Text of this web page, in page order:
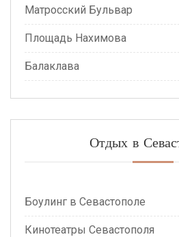
Матросский Бульвар
Площадь Нахимова
Балаклава
Отдых в
Боулинг в Севастополе
Кинотеатры Севастополя